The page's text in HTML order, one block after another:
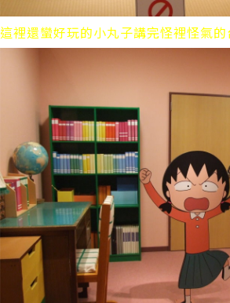
這裡還蠻好玩的小丸子講完怪裡怪氣